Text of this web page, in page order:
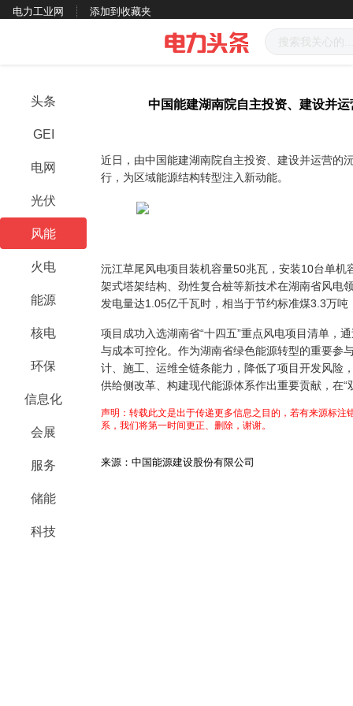
电力工业网 添加到收藏夹
头条
GEI
电网
光伏
风能
火电
能源
核电
环保
信息化
会展
服务
储能
科技
中国能建湖南院自主投资、建设并
近日，由中国能建湖南院自主投资、建设并运营的
行，为区域能源结构转型注入新动能。
沅江草尾风电项目装机容量50兆瓦，安装10台单
架式塔架结构、劲性复合桩等新技术在湖南省风电
发电量达1.05亿千瓦时，相当于节约标准煤3.3万
项目成功入选湖南省“十四五”重点风电项目清单，
与成本可控化。作为湖南省绿色能源转型的重要参
计、施工、运维全链条能力，降低了项目开发风险
供给侧改革、构建现代能源体系作出重要贡献，在“
声明：转载此文是出于传递更多信息之目的，若有来源标
系，我们将第一时间更正、删除，谢谢。
来源：中国能源建设股份有限公司